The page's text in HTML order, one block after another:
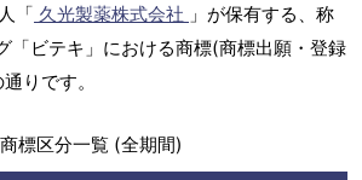
「 久光製薬株式会社 」が保有する、称
「ビテキ」における商標(商標出願・登録
りです。
商標区分一覧 (全期間)